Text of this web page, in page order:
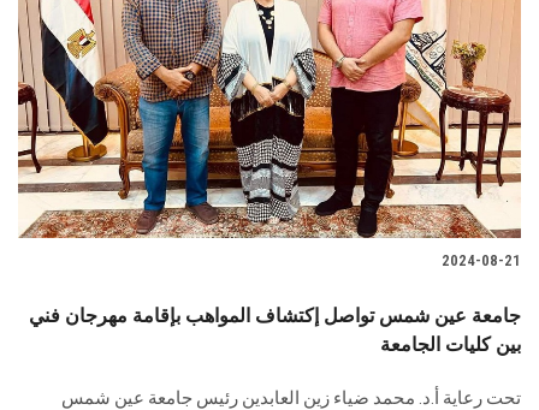
2024-08-21
جامعة عين شمس تواصل إكتشاف المواهب بإقامة مهرجان فني
بين كليات الجامعة
تحت رعاية أ.د. محمد ضياء زين العابدين رئيس جامعة عين شمس